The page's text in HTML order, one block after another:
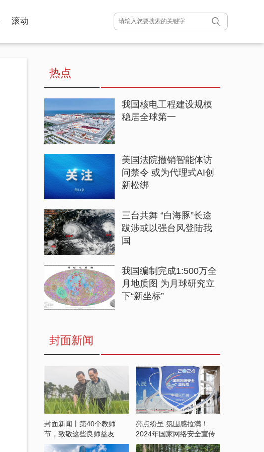
滚动
热点
我国核电工程建设规模
稳居全球第一
美国法院撤销智能体访
问禁令 或为代理式AI创
新松绑
三台共舞 “白海豚”长途
跋涉或以强台风登陆我
国
我国编制完成1:500万全
月地质图 为月球研究立
下“新坐标”
封面新闻
封面新闻丨第40个教师
节，致敬这些良师益友
亮点纷呈 氛围感拉满！
2024年国家网络安全宣传
周开启